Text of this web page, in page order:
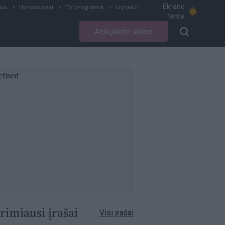
Horoskopai TV programa Lrytas.lt
Ekrano
tema
Atsiųskite video
įrašai Visi įrašai